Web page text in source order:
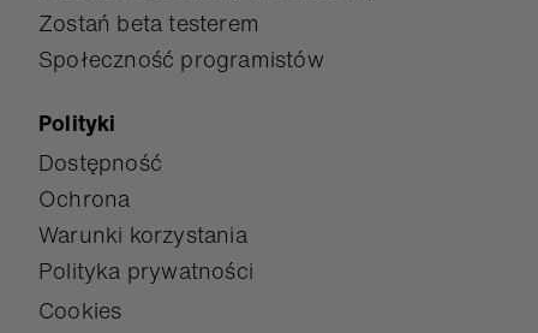
Zostań beta testerem
Społeczność programistów
Polityki
Dostępność
Ochrona
Warunki korzystania
Polityka prywatności
Cookies